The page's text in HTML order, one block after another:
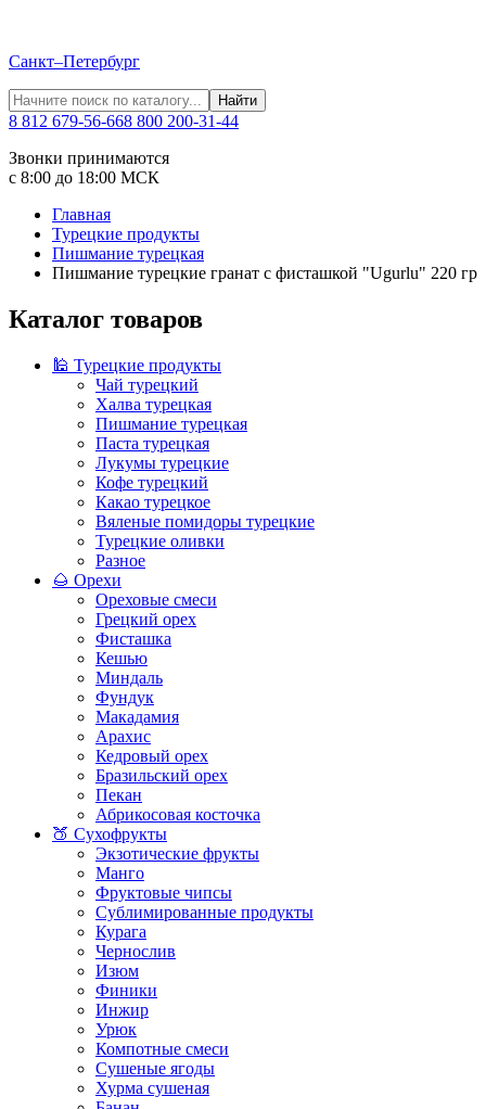
Санкт–Петербург
Найти
8 812 679-56-668 800 200-31-44
Звонки принимаются
с 8:00 до 18:00 МСК
Главная
Турецкие продукты
Пишмание турецкая
Пишмание турецкие гранат с фисташкой "Ugurlu" 220 гр
Каталог товаров
🕌 Турецкие продукты
Чай турецкий
Халва турецкая
Пишмание турецкая
Паста турецкая
Лукумы турецкие
Кофе турецкий
Какао турецкое
Вяленые помидоры турецкие
Турецкие оливки
Разное
🌰 Орехи
Ореховые смеси
Грецкий орех
Фисташка
Кешью
Миндаль
Фундук
Макадамия
Арахис
Кедровый орех
Бразильский орех
Пекан
Абрикосовая косточка
🍑 Сухофрукты
Экзотические фрукты
Манго
Фруктовые чипсы
Сублимированные продукты
Курага
Чернослив
Изюм
Финики
Инжир
Урюк
Компотные смеси
Сушеные ягоды
Хурма сушеная